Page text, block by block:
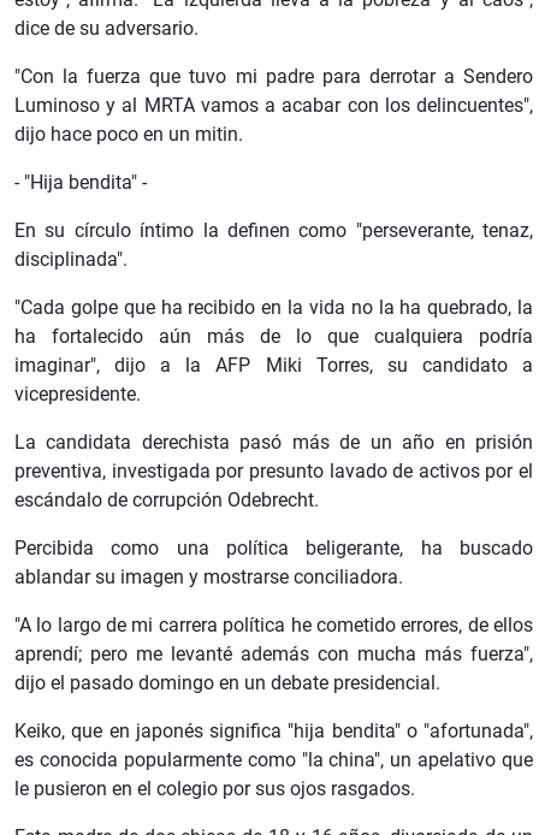
dice de su adversario.
"Con la fuerza que tuvo mi padre para derrotar a Sendero
Luminoso y al MRTA vamos a acabar con los delincuentes",
dijo hace poco en un mitin.
- "Hija bendita" -
En su círculo íntimo la definen como "perseverante, tenaz,
disciplinada".
"Cada golpe que ha recibido en la vida no la ha quebrado, la
ha fortalecido aún más de lo que cualquiera podría
imaginar", dijo a la AFP Miki Torres, su candidato a
vicepresidente.
La candidata derechista pasó más de un año en prisión
preventiva, investigada por presunto lavado de activos por el
escándalo de corrupción Odebrecht.
Percibida como una política beligerante, ha buscado
ablandar su imagen y mostrarse conciliadora.
"A lo largo de mi carrera política he cometido errores, de ellos
aprendí; pero me levanté además con mucha más fuerza",
dijo el pasado domingo en un debate presidencial.
Keiko, que en japonés significa "hija bendita" o "afortunada",
es conocida popularmente como "la china", un apelativo que
le pusieron en el colegio por sus ojos rasgados.